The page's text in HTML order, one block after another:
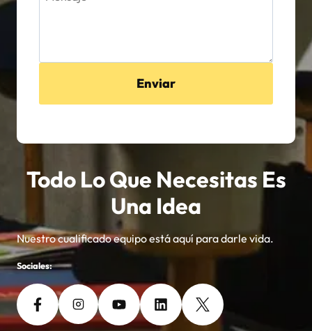
Enviar
Todo Lo Que Necesitas Es
Una Idea
Nuestro cualificado equipo está aquí para darle vida.
Sociales: